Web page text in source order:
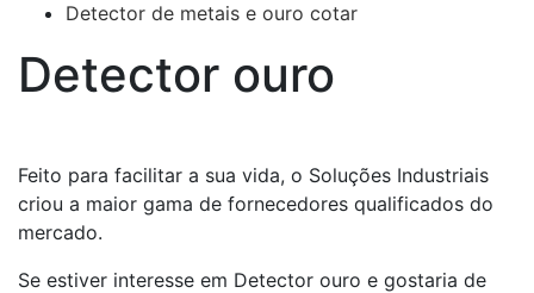
Detector de metais e ouro cotar
Detector ouro
Feito para facilitar a sua vida, o Soluções Industriais
criou a maior gama de fornecedores qualificados do
mercado.
Se estiver interesse em Detector ouro e gostaria de